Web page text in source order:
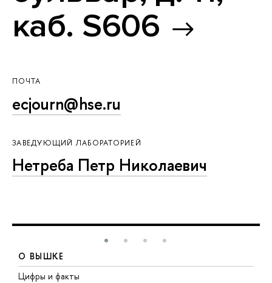
каб. S606
ПОЧТА
ecjourn@hse.ru
ЗАВЕДУЮЩИЙ ЛАБОРАТОРИЕЙ
Нетреба Петр Николаевич
О ВЫШКЕ
Цифры и факты